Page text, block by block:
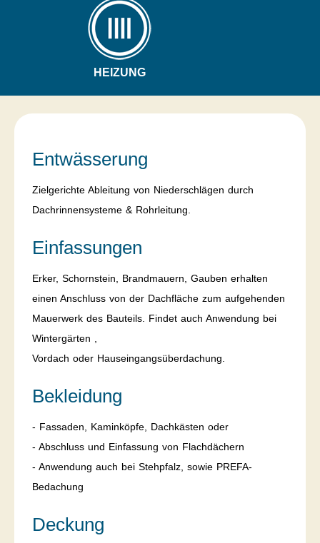
HEIZUNG
Entwässerung
Zielgerichte Ableitung von Niederschlägen durch
Dachrinnensysteme & Rohrleitung.
Einfassungen
Erker, Schornstein, Brandmauern, Gauben erhalten
einen Anschluss von der Dachfläche zum aufgehenden
Mauerwerk des Bauteils. Findet auch Anwendung bei
Wintergärten ,
Vordach oder Hauseingangsüberdachung.
Bekleidung
- Fassaden, Kaminköpfe, Dachkästen oder
- Abschluss und Einfassung von Flachdächern
- Anwendung auch bei Stehpfalz, sowie PREFA-
Bedachung
Deckung